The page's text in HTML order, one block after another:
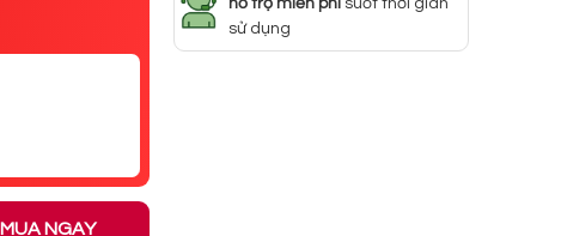
MUA NGAY
hỗ trợ miễn phísuốt thời gian
sử dụng